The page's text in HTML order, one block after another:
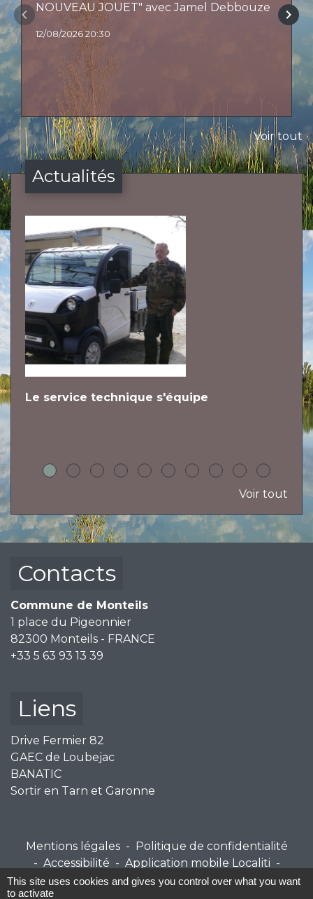
NOUVEAU JOUET" avec Jamel Debbouze
12/08/2026 20:30
keyboard_arrow_left keyboard_arrow_right
Voir tout
Actualités
Le service technique s'équipe
Voir tout
Contacts
Commune de Monteils
1 place du Pigeonnier
82300 Monteils - FRANCE
+33 5 63 93 13 39
Liens
Drive Fermier 82
GAEC de Loubejac
BANATIC
Sortir en Tarn et Garonne
Mentions légales - Politique de confidentialité
- Accessibilité - Application mobile Localiti -
Plan du site - Gestion des cookies
This site uses cookies and gives you control over what you want
to activate